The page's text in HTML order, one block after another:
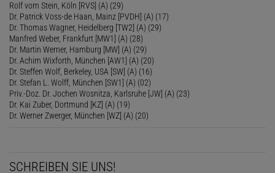
Rolf vom Stein, Köln [RVS] (A) (29)
Dr. Patrick Voss-de Haan, Mainz [PVDH] (A) (17)
Dr. Thomas Wagner, Heidelberg [TW2] (A) (29)
Manfred Weber, Frankfurt [MW1] (A) (28)
Dr. Martin Werner, Hamburg [MW] (A) (29)
Dr. Achim Wixforth, München [AW1] (A) (20)
Dr. Steffen Wolf, Berkeley, USA [SW] (A) (16)
Dr. Stefan L. Wolff, München [SW1] (A) (02)
Priv.-Doz. Dr. Jochen Wosnitza, Karlsruhe [JW] (A) (23)
Dr. Kai Zuber, Dortmund [KZ] (A) (19)
Dr. Werner Zwerger, München [WZ] (A) (20)
SCHREIBEN SIE UNS!